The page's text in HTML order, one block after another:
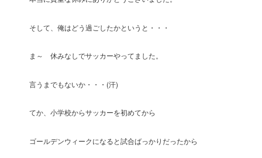
そして、俺はどう過ごしたかというと・・・
ま～ 休みなしでサッカーやってました。
言うまでもないか・・・(汗)
てか、小学校からサッカーを初めてから
ゴールデンウィークになると試合ばっかりだったから